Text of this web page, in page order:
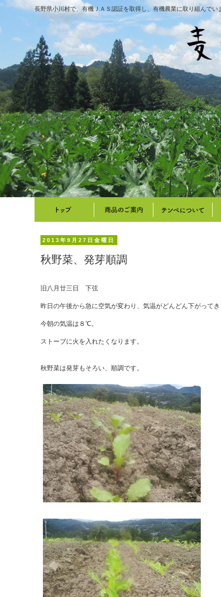
長野県小川村で、有機ＪＡＳ認証を取得し、有機農業に取り組んでい
2013年9月27日金曜日
秋野菜、発芽順調
旧八月廿三日 下弦
昨日の午後から急に空気が変わり、気温がどんどん下がって
今朝の気温は８℃。
ストーブに火を入れたくなります。
秋野菜は発芽もそろい、順調です。